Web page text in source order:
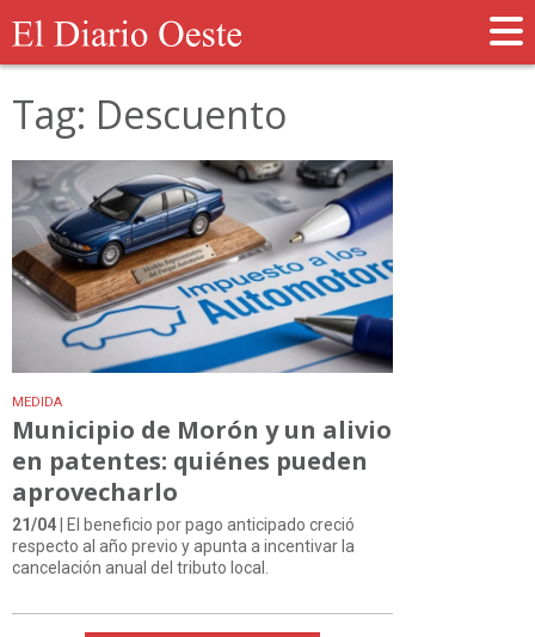
Tag: Descuento
MEDIDA
Municipio de Morón y un alivio
en patentes: quiénes pueden
aprovecharlo
21/04 | El beneficio por pago anticipado creció
respecto al año previo y apunta a incentivar la
cancelación anual del tributo local.